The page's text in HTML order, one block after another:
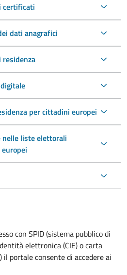
certificati
dati anagrafici
residenza
per cittadini europei
nelle liste elettorali
con SPID (sistema pubblico di
elettronica (CIE) o carta
il portale consente di accedere ai